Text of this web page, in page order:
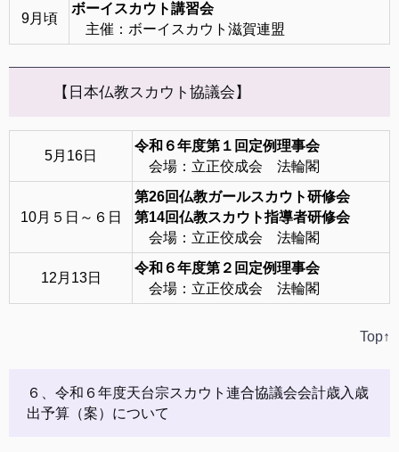
9月頃
ボーイスカウト講習会
主催：ボーイスカウト滋賀連盟
【日本仏教スカウト協議会】
5月16日
令和６年度第１回定例理事会
会場：立正佼成会 法輪閣
10月５日～６日
第26回仏教ガールスカウト研修会
第14回仏教スカウト指導者研修会
会場：立正佼成会 法輪閣
12月13日
令和６年度第２回定例理事会
会場：立正佼成会 法輪閣
Top↑
６、令和６年度天台宗スカウト連合協議会会計歳入歳
出予算（案）について